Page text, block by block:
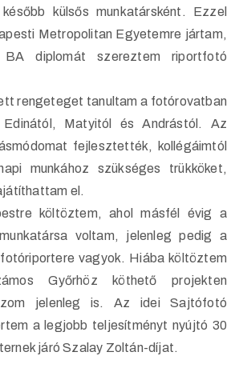
külsős munkatársként. Ezzel
Metropolitan Egyetemre jártam,
diplomát szereztem riportfotó
rengeteget tanultam a fotórovatban
Matyitól és Andrástól. Az
fejlesztették, kollégáimtól
munkához szükséges trükköket,
el.
költöztem, ahol másfél évig a
voltam, jelenleg pedig a
vagyok. Hiába költöztem
Győrhöz köthető projekten
jelenleg is. Az idei Sajtófotó
a legjobb teljesítményt nyújtó 30
járó Szalay Zoltán-díjat.